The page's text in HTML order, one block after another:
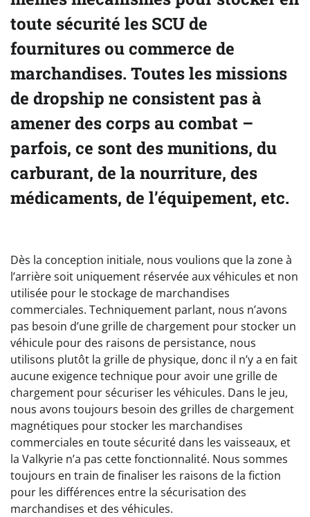
toute sécurité les SCU de
fournitures ou commerce de
marchandises. Toutes les missions
de dropship ne consistent pas à
amener des corps au combat –
parfois, ce sont des munitions, du
carburant, de la nourriture, des
médicaments, de l’équipement, etc.
Dès la conception initiale, nous voulions que la zone à
l’arrière soit uniquement réservée aux véhicules et non
utilisée pour le stockage de marchandises
commerciales. Techniquement parlant, nous n’avons
pas besoin d’une grille de chargement pour stocker un
véhicule pour des raisons de persistance, nous
utilisons plutôt la grille de physique, donc il n’y a en fait
aucune exigence technique pour avoir une grille de
chargement pour sécuriser les véhicules. Dans le jeu,
nous avons toujours besoin des grilles de chargement
magnétiques pour stocker les marchandises
commerciales en toute sécurité dans les vaisseaux, et
la Valkyrie n’a pas cette fonctionnalité. Nous sommes
toujours en train de finaliser les raisons de la fiction
pour les différences entre la sécurisation des
marchandises et des véhicules.